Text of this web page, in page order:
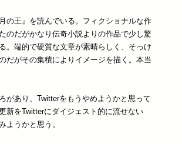
の王』を読んでいる。フィクショナルな作
のだがかなり伝奇小説よりの作品で少し驚
。端的で硬質な文章が素晴らしく、そっけ
だがその集積によりイメージを描く。本当
があり、Twitterをもうやめようかと思って
新をTwitterにダイジェスト的に流せない
ようかと思う。